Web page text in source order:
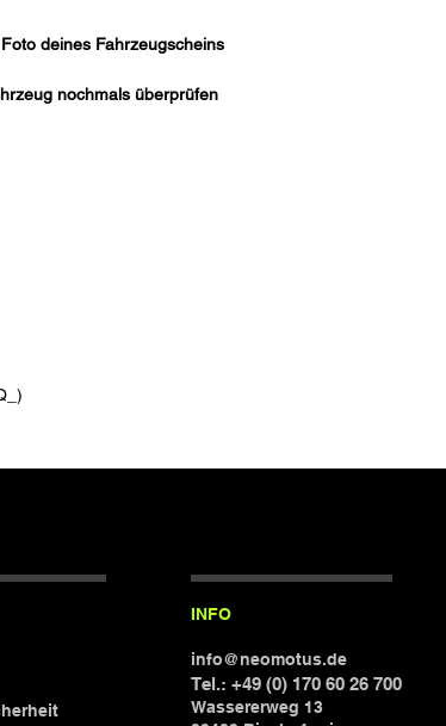
Foto deines Fahrzeugscheins
nochmals überprüfen
INFO
info@neomotus.de
Tel.: +49 (0) 170 60 26 700
Wassererweg 13